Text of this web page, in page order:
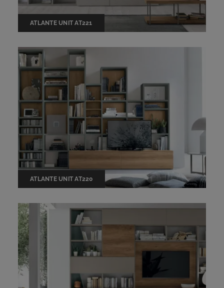
ATLANTE UNIT AT221
ATLANTE UNIT AT220